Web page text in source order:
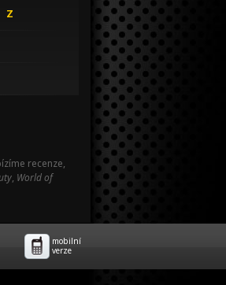
Z
recenze,
, World of
mobilní
verze